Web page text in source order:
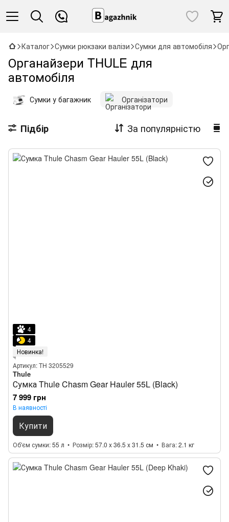
Каталог Сумки рюкзаки валізи Сумки для автомобіля
Органайзери THULE для
автомобіля
Сумки у багажник Організатори
Підбір За популярністю
4
4
Новинка!
Артикул: TH 3205529
Thule
Сумка Thule Chasm Gear Hauler 55L (Black)
7 999 грн
В наявності
Купити
Об'єм сумки 55 л Розмір 57.0 x 36.5 x 31.5 см Вага 2.1 кг